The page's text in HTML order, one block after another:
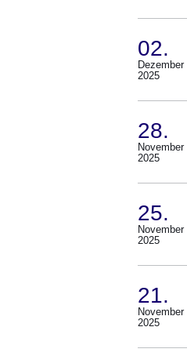
2025)
02.
Dezember
2025
(Termin:
2025)
28.
November
2025
(Termin:
2025)
25.
November
2025
(Termin:
2025)
21.
November
2025
(Termin: